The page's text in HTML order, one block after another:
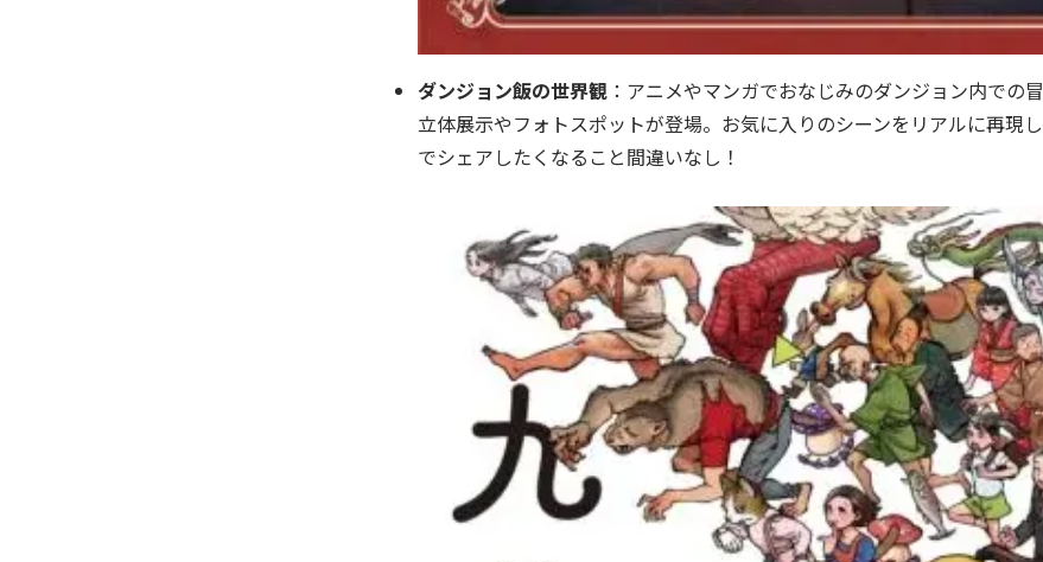
ダンジョン飯の世界観 ：アニメやマンガでおなじみのダンジョン内での
立体展示やフォトスポットが登場。お気に入りのシーンをリアルに再現
でシェアしたくなること間違いなし！